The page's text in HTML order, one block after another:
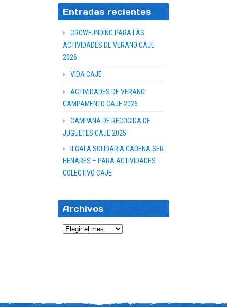
Entradas recientes
CROWFUNDING PARA LAS
ACTIVIDADES DE VERANO CAJE
2026
VIDA CAJE
ACTIVIDADES DE VERANO:
CAMPAMENTO CAJE 2026
CAMPAÑA DE RECOGIDA DE
JUGUETES CAJE 2025
II GALA SOLIDARIA CADENA SER
HENARES – PARA ACTIVIDADES
COLECTIVO CAJE
Archivos
Archivos